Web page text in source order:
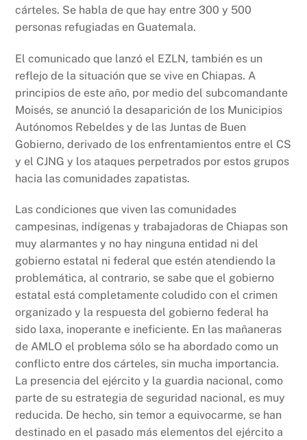
cárteles. Se habla de que hay entre 300 y 500
personas refugiadas en Guatemala.
El comunicado que lanzó el EZLN, también es un
reflejo de la situación que se vive en Chiapas. A
principios de este año, por medio del subcomandante
Moisés, se anunció la desaparición de los Municipios
Autónomos Rebeldes y de las Juntas de Buen
Gobierno, derivado de los enfrentamientos entre el CS
y el CJNG y los ataques perpetrados por estos grupos
hacia las comunidades zapatistas.
Las condiciones que viven las comunidades
campesinas, indígenas y trabajadoras de Chiapas son
muy alarmantes y no hay ninguna entidad ni del
gobierno estatal ni federal que estén atendiendo la
problemática, al contrario, se sabe que el gobierno
estatal está completamente coludido con el crimen
organizado y la respuesta del gobierno federal ha
sido laxa, inoperante e ineficiente. En las mañaneras
de AMLO el problema sólo se ha abordado como un
conflicto entre dos cárteles, sin mucha importancia.
La presencia del ejército y la guardia nacional, como
parte de su estrategia de seguridad nacional, es muy
reducida. De hecho, sin temor a equivocarme, se han
destinado en el pasado más elementos del ejército a